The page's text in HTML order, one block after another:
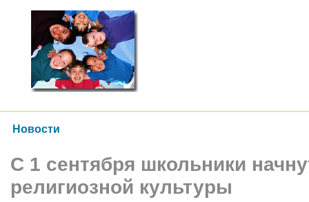
Новости
С 1 сентября школьники
религиозной культуры